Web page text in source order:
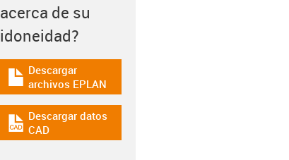
acerca de su
idoneidad?
igus-icon-download-plan
Descargar
archivos EPLAN
igus-icon-cad-dateien
Descargar datos
CAD